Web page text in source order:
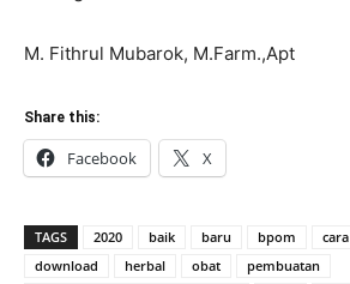
M. Fithrul Mubarok, M.Farm.,Apt
Share this:
Facebook X
TAGS 2020 baik baru bpom cara
download
herbal obat
pembuatan